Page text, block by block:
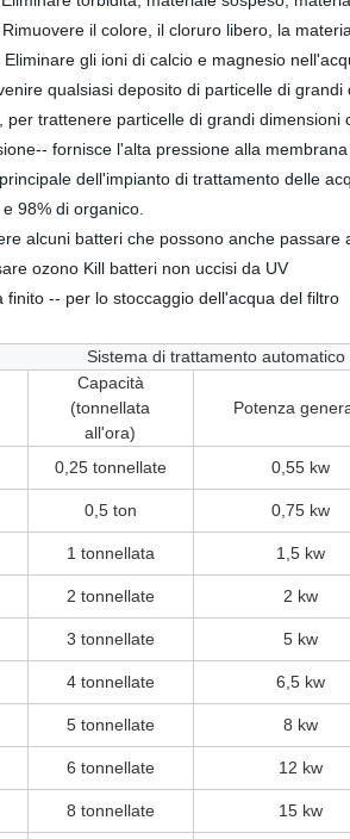
il colore, il cloruro libero, la
gli ioni di calcio e magnesio
qualsiasi deposito di particelle di
per trattenere particelle di grandi
fornisce l'alta pressione alla
dell'impianto di trattamento delle
98% di organico.
alcuni batteri che possono anche
ozono Kill batteri non uccisi da UV
finito -- per lo stoccaggio dell'acqua del filtro
Sistema di trattamento
Capacità
(tonnellata
all'ora)
Potenza
0,25 tonnellate 0,55 kw
0,5 ton 0,75 kw
1 tonnellata 1,5 kw
2 tonnellate 2 kw
3 tonnellate 5 kw
4 tonnellate 6,5 kw
5 tonnellate 8 kw
6 tonnellate 12 kw
8 tonnellate 15 kw